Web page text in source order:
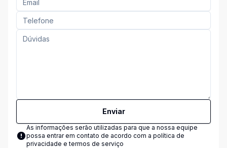
Enviar
As informações serão utilizadas para que a nossa equipe
possa entrar em contato de acordo com a política de
privacidade e termos de serviço